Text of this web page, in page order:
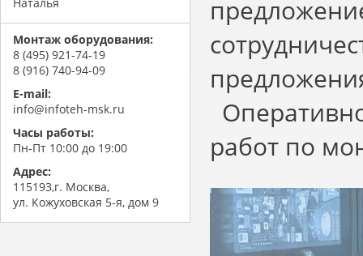
Монтаж оборудования:
8 (495) 921-74-19
8 (916) 740-94-09
E-mail:
info@infoteh-msk.ru
Часы работы:
Пн-Пт 10:00 до 19:00
Адрес:
115193,г. Москва,
ул. Кожуховская 5-я, дом 9
работ по